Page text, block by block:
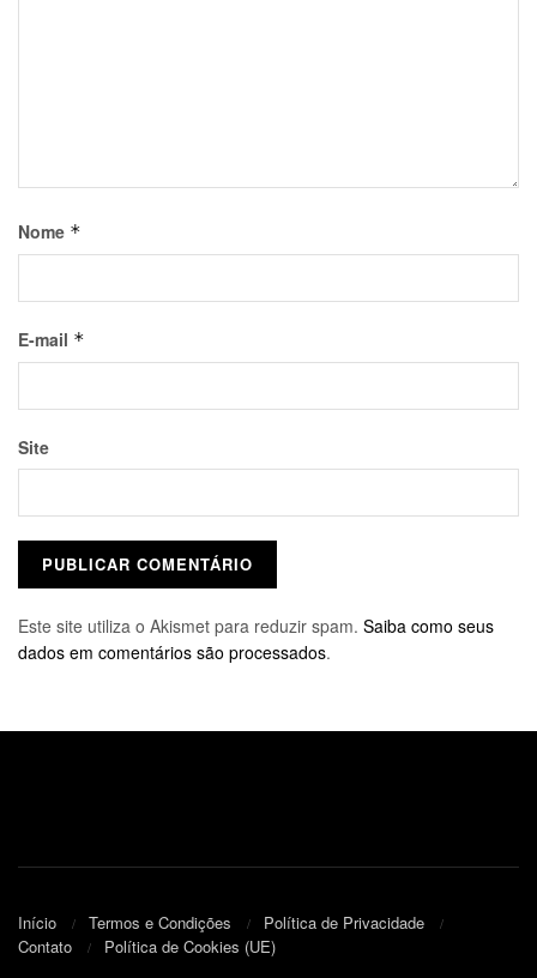
Nome *
E-mail *
Site
Este site utiliza o Akismet para reduzir spam. Saiba como seus
dados em comentários são processados.
Início Termos e Condições
Política de Privacidade
Contato
Política de Cookies (UE)